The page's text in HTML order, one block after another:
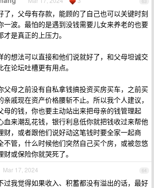
了，父母有存款，能顾的了自己也可以关键时刻
一波。最怕的是遇到没钱需要儿女来养老的也要
是真正的上压力。
的想法可以直接和他们说就好了，和父母坦诚交
论坛吐槽更有用点。
父母之前没有自私拿钱搞投资买房买车，之前买
亲戚现在资产价格腰斩不止。所以我个人建议，
母的钱，你也要主动站出来把母亲的钱管理起
血来潮乱花钱，银行利息低你就把钱收过来帮他
财，或者跟他们说好动这笔钱时要全家一起商
不管，什么时候他们突然自己买个房，或被忽悠
或保险你就哭死了。
64
Mar 17, 2024
过我觉得如果收入、积蓄都没有溢出的话，最好